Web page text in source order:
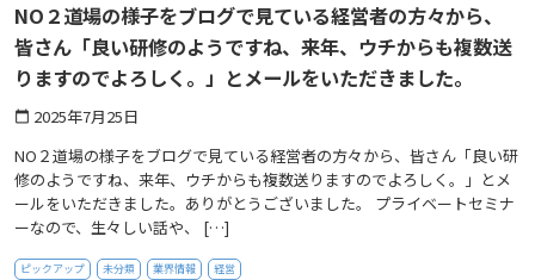
NO２道場の様子をブログで見ている経営者の方々から、
皆さん「良い研修のようですね、来年、ウチからも複数送
りますのでよろしく。」とメールをいただきました。
calendar_today 2025年7月25日
NO２道場の様子をブログで見ている経営者の方々から、皆さん「良い研
修のようですね、来年、ウチからも複数送りますのでよろしく。」とメ
ールをいただきました。ありがとうございました。 プライベートセミナ
ーなので、生々しい話や、 […]
ピックアップ 未分類 業界情報 経営